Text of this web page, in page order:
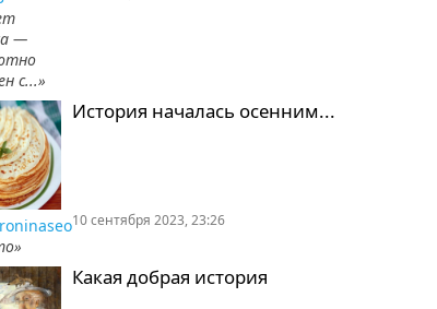
—
с...»
История началась осенним...
10 сентября 2023, 23:26
Какая добрая история